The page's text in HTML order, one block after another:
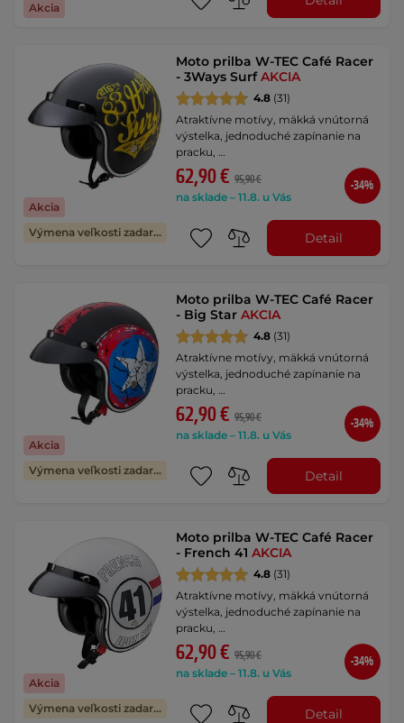
Akcia
Akcia
Výmena veľkosti zadarmo
Moto prilba W-TEC Café Racer
- 3Ways SurfAKCIA
4.8 (31)
Atraktívne motívy, mäkká vnútorná
výstelka, jednoduché zapínanie na
pracku, …
62,90 € 95,90 €
na sklade – 11.8. u Vás
-34%
Detail
Akcia
Výmena veľkosti zadarmo
Moto prilba W-TEC Café Racer
- Big StarAKCIA
4.8 (31)
Atraktívne motívy, mäkká vnútorná
výstelka, jednoduché zapínanie na
pracku, …
62,90 € 95,90 €
na sklade – 11.8. u Vás
-34%
Detail
Akcia
Výmena veľkosti zadarmo
Moto prilba W-TEC Café Racer
- French 41AKCIA
4.8 (31)
Atraktívne motívy, mäkká vnútorná
výstelka, jednoduché zapínanie na
pracku, …
62,90 € 95,90 €
na sklade – 11.8. u Vás
-34%
Detail